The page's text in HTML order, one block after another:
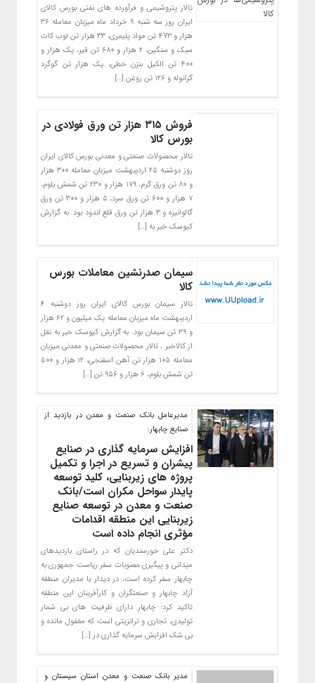
تالار پتروشیمی و فرآورده های نفتی بورس کالای
ایران روز سه شنبه ۹ خرداد ماه میزبان معامله ۳۶
هزار و ۴۷۳ تن مواد پلیمری، ۳۳ هزار تن لوب کات
سبک و سنگین، ۲ هزار و ۶۸۰ تن قیر، یک هزار و
۴۰۰ تن الکیل بنزن خطی، یک هزار تن گوگرد
گرانوله و ۱۲۶ تن روغن […]
فروش ۳۱۵ هزار تن ورق فولادی در
بورس کالا
تالار محصولات صنعتی و معدنی بورس کالای ایران
روز دوشنبه ۲۵ اردیبهشت میزبان معامله ۳۰۰ هزار
و ۸۰ تن ورق گرم، ۱۷۹ هزار و ۲۳۰ تن شمش بلوم،
۷ هزار و ۶۰۰ تن ورق سرد، ۵ هزار و ۳۰۰ تن ورق
گالوانیزه و ۳ هزار تن ورق قلع اندود بود. به گزارش
کیوسک خبر به […]
سیمان صدرنشین معاملات بورس
کالا
تالار سیمان بورس کالای ایران روز دوشنبه ۴
اردیبهشت ماه میزبان معامله یک میلیون و ۶۲ هزار
و ۳۹ تن سیمان بود. به گزارش کیوسک خبر به نقل
از کالاخبر ، تالار محصولات صنعتی و معدنی میزبان
معامله ۱۰۵ هزار تن آهن اسفنجی، ۱۲ هزار و ۵۰۰
تن شمش بلوم، ۶ هزار و ۹۵۶ تن […]
مدیرعامل بانك صنعت و معدن در بازدید از
صنایع چابهار:
افزایش سرمایه گذاری در صنایع
پیشران و تسریع در اجرا و تکمیل
پروژه های زیربنایی، کلید توسعه
پایدار سواحل مکران است/بانک
صنعت و معدن در توسعه صنایع
زیربنایی این منطقه اقدامات
مؤثری انجام داده است
دکتر علی خورسندیان که در راستای بازدیدهای
میدانی و پیگیری مصوبات سفر ریاست جمهوری به
چابهار سفر کرده است، در دیدار با مدیران منطقه
آزاد چابهار و صنعتگران و کارآفرینان این منطقه
تاکید کرد: چابهار دارای ظرفیت های بی شمار
تولیدی، تجاری و ترانزیتی است که مغفول مانده و
بی شک افزایش سرمایه گذاری در […]
مدیر بانك صنعت و معدن استان سیستان و